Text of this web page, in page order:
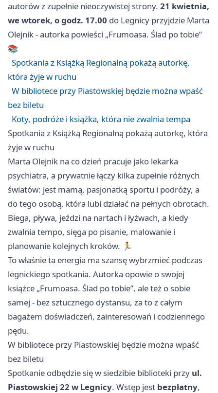
autorów z zupełnie nieoczywistej strony. 21 kwietnia,
we wtorek, o godz. 17.00 do Legnicy przyjdzie Marta
Olejnik - autorka powieści „Frumoasa. Ślad po tobie”
📚
Spotkania z Książką Regionalną pokażą autorkę,
która żyje w ruchu
W bibliotece przy Piastowskiej będzie można wpaść
bez biletu
Koty, podróże i książka, która nie zwalnia tempa
Spotkania z Książką Regionalną pokażą autorkę, która
żyje w ruchu
Marta Olejnik na co dzień pracuje jako lekarka
psychiatra, a prywatnie łączy kilka zupełnie różnych
światów: jest mamą, pasjonatką sportu i podróży, a
do tego osobą, która lubi działać na pełnych obrotach.
Biega, pływa, jeździ na nartach i łyżwach, a kiedy
zwalnia tempo, sięga po pisanie, malowanie i
planowanie kolejnych kroków. 🏃
To właśnie ta energia ma szansę wybrzmieć podczas
legnickiego spotkania. Autorka opowie o swojej
książce „Frumoasa. Ślad po tobie”, ale też o sobie
samej - bez sztucznego dystansu, za to z całym
bagażem doświadczeń, zainteresowań i codziennego
pędu.
W bibliotece przy Piastowskiej będzie można wpaść
bez biletu
Spotkanie odbędzie się w siedzibie biblioteki przy ul.
Piastowskiej 22 w Legnicy. Wstęp jest bezpłatny,